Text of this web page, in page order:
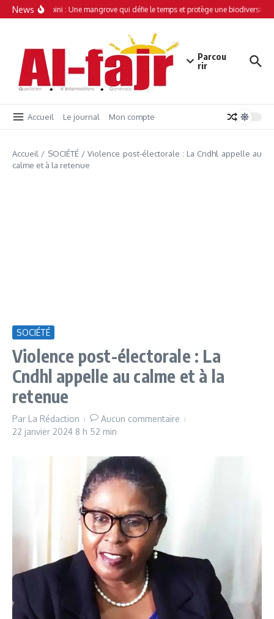
Aller au contenu
News
Simamboini : Une mangrove qui défie le temps et protège une biodiversité
Parcou
rir
Accueil Le journal Mon compte
Accueil / SOCIÉTÉ/Violence post-électorale : La Cndhl appelle au
calme et à la retenue
SOCIÉTÉ
Violence post-électorale : La
Cndhl appelle au calme et à la
retenue
Par La Rédaction
Aucun commentaire
22 janvier 2024 8 h 52 min